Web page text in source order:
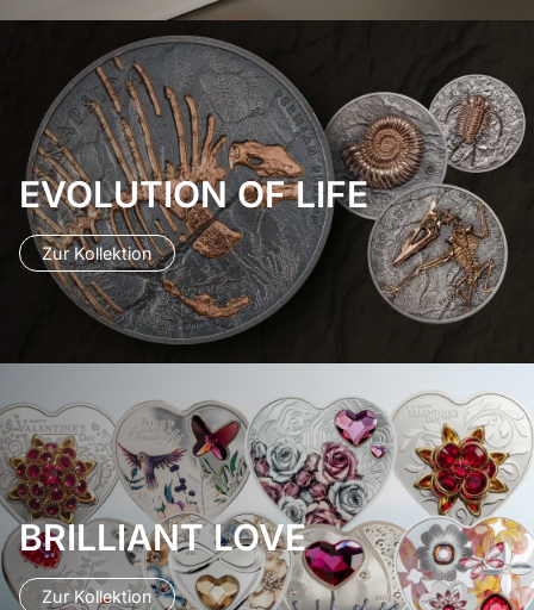
EVOLUTION OF LIFE
Zur Kollektion
BRILLIANT LOVE
Zur Kollektion